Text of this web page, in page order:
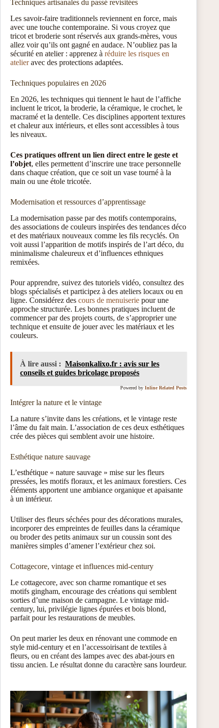
Techniques artisanales du passé revisitées
Les savoir-faire traditionnels reviennent en force, mais
avec une touche contemporaine. Si vous croyez que
tricot et broderie sont réservés aux grands-mères, vous
allez voir qu’ils ont gagné en audace. N’oubliez pas la
sécurité en atelier : apprenez à réduire les risques en
atelieravec des protections adaptées.
Techniques populaires en 2026
En 2026, les techniques qui tiennent le haut de l’affiche
incluent le tricot, la broderie, la céramique, le crochet, le
macramé et la dentelle. Ces disciplines apportent textures
et chaleur aux intérieurs, et elles sont accessibles à tous
les niveaux.
Ces pratiques offrent un lien direct entre le geste et
l’objet, elles permettent d’inscrire une trace personnelle
dans chaque création, que ce soit un vase tourné à la
main ou une étole tricotée.
Modernisation et ressources d’apprentissage
La modernisation passe par des motifs contemporains,
des associations de couleurs inspirées des tendances déco
et des matériaux nouveaux comme les fils recyclés. On
voit aussi l’apparition de motifs inspirés de l’art déco, du
minimalisme chaleureux et d’influences ethniques
remixées.
Pour apprendre, suivez des tutoriels vidéo, consultez des
blogs spécialisés et participez à des ateliers locaux ou en
ligne. Considérez des cours de menuiserie pour une
approche structurée. Les bonnes pratiques incluent de
commencer par des projets courts, de s’approprier une
technique et ensuite de jouer avec les matériaux et les
couleurs.
À lire aussi : Maisonkalixo.fr : avis sur les
conseils et guides bricolage proposés
Powered by Inline Related Posts
Intégrer la nature et le vintage
La nature s’invite dans les créations, et le vintage reste
l’âme du fait main. L’association de ces deux esthétiques
crée des pièces qui semblent avoir une histoire.
Esthétique nature sauvage
L’esthétique « nature sauvage » mise sur les fleurs
pressées, les motifs floraux, et les animaux forestiers. Ces
éléments apportent une ambiance organique et apaisante
à un intérieur.
Utiliser des fleurs séchées pour des décorations murales,
incorporer des empreintes de feuilles dans la céramique
ou broder des petits animaux sur un coussin sont des
manières simples d’amener l’extérieur chez soi.
Cottagecore, vintage et influences mid-century
Le cottagecore, avec son charme romantique et ses
motifs gingham, encourage des créations qui semblent
sorties d’une maison de campagne. Le vintage mid-
century, lui, privilégie lignes épurées et bois blond,
parfait pour les restaurations de meubles.
On peut marier les deux en rénovant une commode en
style mid-century et en l’accessoirisant de textiles à
fleurs, ou en créant des lampes avec des abat-jours en
tissu ancien. Le résultat donne du caractère sans lourdeur.